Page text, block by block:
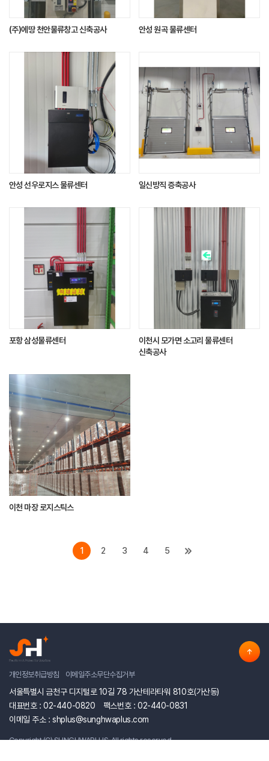
(주)에땅 천안물류창고 신축공사 안성 원곡 물류센터
안성 선우로지스 물류센터 일신방직 증축공사
포항 삼성물류센터
이천시 모가면 소고리 물류센터
신축공사
이천 마장 로지스틱스
1 2 3 4 5
개인정보취급방침 이메일주소무단수집거부
서울특별시 금천구 디지털로 10길 78 가산테라타워 810호(가산동)
대표번호 : 02-440-0820
팩스번호 : 02-440-0831
이메일 주소 : shplus@sunghwaplus.com
Copyright (C) SUNGHWAPLUS. All rights reserved.